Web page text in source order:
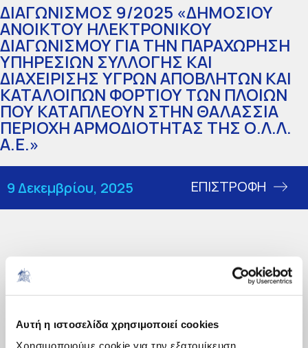
Αυτή η ιστοσελίδα χρησιμοποιεί cookies
Χρησιμοποιούμε cookie για την εξατομίκευση
ΔΙΑΓΩΝΙΣΜΟΣ 9/2025 «ΔΗΜΟΣΙΟΥ
ΑΝΟΙΚΤΟΥ ΗΛΕΚΤΡΟΝΙΚΟΥ
ΔΙΑΓΩΝΙΣΜΟΥ ΓΙΑ ΤΗΝ ΠΑΡΑΧΩΡΗΣΗ
ΥΠΗΡΕΣΙΩΝ ΣΥΛΛΟΓΗΣ ΚΑΙ
ΔΙΑΧΕΙΡΙΣΗΣ ΥΓΡΩΝ ΑΠΟΒΛΗΤΩΝ ΚΑΙ
ΚΑΤΑΛΟΙΠΩΝ ΦΟΡΤΙΟΥ ΤΩΝ ΠΛΟΙΩΝ
ΠΟΥ ΚΑΤΑΠΛΕΟΥΝ ΣΤΗΝ ΘΑΛΑΣΣΙΑ
ΠΕΡΙΟΧΗ ΑΡΜΟΔΙΟΤΗΤΑΣ ΤΗΣ Ο.Λ.Λ.
Α.Ε.»
9 Δεκεμβρίου, 2025 ΕΠΙΣΤΡΟΦΗ
ΔΙΑΚΗΡΥΞΗ ΟΛΛ ΑΕ ΥΓΡΩΝ 9-
2025_Ψ4ΗΑ469ΗΞΥ-ΡΧΤ_25PROC018116847